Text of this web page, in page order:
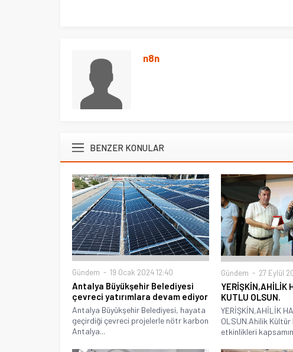
n8n
BENZER KONULAR
Gündem 19 Ocak 2024 12:40
Antalya Büyükşehir Belediyesi
çevreci yatırımlara devam ediyor
Antalya Büyükşehir Belediyesi, hayata
geçirdiği çevreci projelerle nötr karbon
Antalya...
Gündem 27 Eylül
YERİŞKİN,AHİLİK
KUTLU OLSUN.
YERİŞKİN,AHİLİK
OLSUN.Ahilik
etkinlikleri